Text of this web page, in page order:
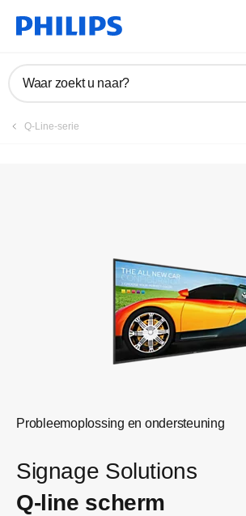
Waar zoekt u naar?
Q-Line-serie
Probleemoplossing en ondersteuning
Signage Solutions
Q-line scherm
Product registreren